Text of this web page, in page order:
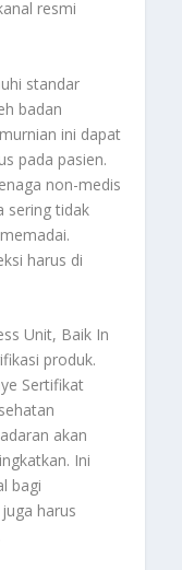
resmi
standar
badan
ini dapat
pada pasien.
non-medis
sering tidak
harus di
Unit, Baik In
produk.
Sertifikat
akan
Ini
bagi
harus